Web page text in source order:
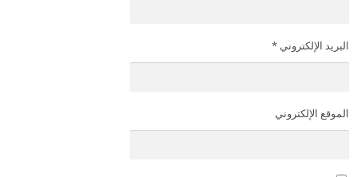
البريد الإلكتروني *
الموقع الإلكتروني